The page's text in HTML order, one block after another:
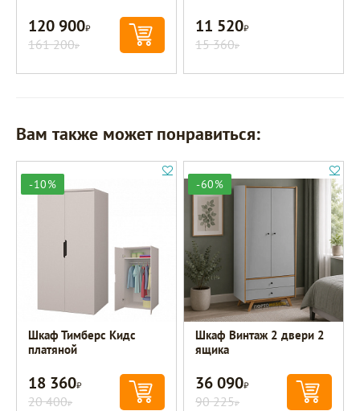
120 900Р
161 200Р
11 520Р
15 360Р
Вам также может понравиться:
-10%
Шкаф Тимберс Кидс
платяной
18 360Р
20 400Р
-60%
Шкаф Винтаж 2 двери 2
ящика
36 090Р
90 225Р